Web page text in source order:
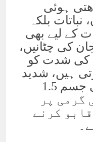
ہوئی
بلکہ
کے لیے بھی
کی چٹانیں،
کی شدت کو
ہیں، شدید
خطرے میں ہیں۔ انسانی جسم 1.5
گرمی پر
کرنے